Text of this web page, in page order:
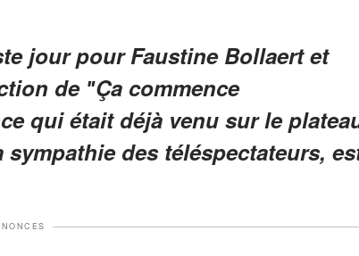
jour pour Faustine Bollaert et
de ʺÇa commence
qui était déjà venu sur le
des téléspectateurs,